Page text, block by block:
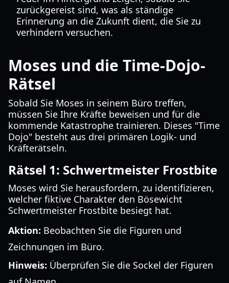
zurückgereist sind, was als ständige
Erinnerung an die Zukunft dient, die Sie zu
verhindern versuchen.
Moses und die Time-Dojo-
Rätsel
Sobald Sie Moses in seinem Büro treffen,
müssen Sie Ihre Kräfte beweisen und für die
kommende Katastrophe trainieren. Dieses "Time
Dojo" besteht aus drei primären Logik- und
Kräfterätseln.
Rätsel 1: Schwertmeister Frostbite
Moses wird Sie herausfordern, zu identifizieren,
welcher fiktive Charakter den Bösewicht
Schwertmeister Frostbite besiegt hat.
Aktion: Beobachten Sie die Figuren und
Zeichnungen im Büro.
Hinweis: Überprüfen Sie die Sockel der Figuren